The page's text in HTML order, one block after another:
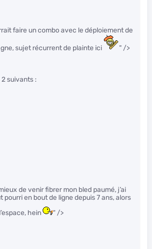
faire un combo avec le déploiement de
sujet récurrent de plainte ici " />
2 suivants :
de venir fibrer mon bled paumé, j’ai
pourri en bout de ligne depuis 7 ans, alors
hein
" />